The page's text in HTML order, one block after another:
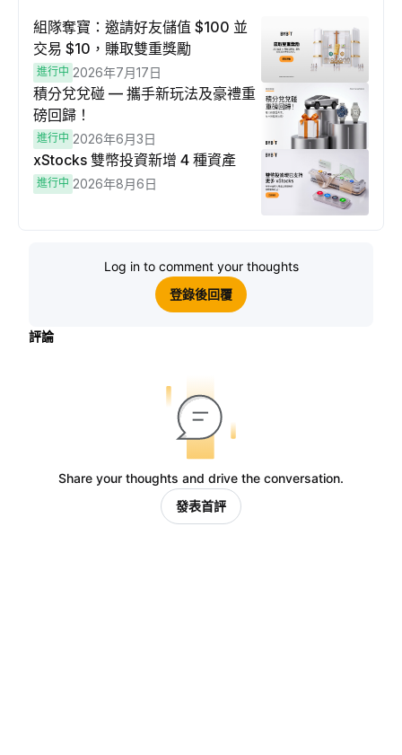
組隊奪寶：邀請好友儲值 $100 並
交易 $10，賺取雙重獎勵
進行中 2026年7月17日
積分兌兌碰 — 攜手新玩法及豪禮重
磅回歸！
進行中 2026年6月3日
xStocks 雙幣投資新增 4 種資產
進行中 2026年8月6日
Log in to comment your thoughts
登錄後回覆
評論
Share your thoughts and drive the conversation.
發表首評